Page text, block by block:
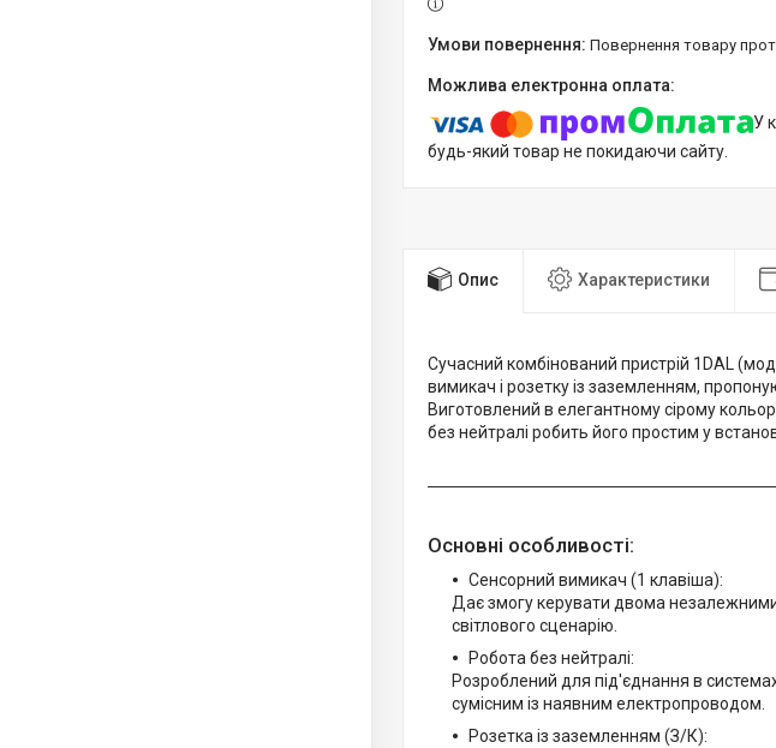
повернення товару
У
будь-який товар не покидаючи сайту.
Опис Характеристики
Сучасний комбінований пристрій 1DAL
вимикач і розетку із заземленням,
Виготовлений в елегантному сірому
без нейтралі робить його простим у
Основні особливості:
Сенсорний вимикач (1 клавіша):
Дає змогу керувати двома незалежними
світлового сценарію.
Робота без нейтралі:
Розроблений для під'єднання в
сумісним із наявним електропроводом.
Розетка із заземленням (З/К):